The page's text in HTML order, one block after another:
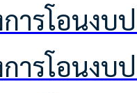
งการโอน
งการโอน